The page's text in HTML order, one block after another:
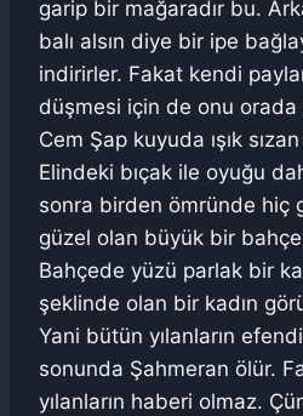
garip bir mağaradır bu.
balı alsın diye bir ipe
indirirler. Fakat kendi
düşmesi için de onu orada
Cem Şap kuyuda ışık
Elindeki bıçak ile oyuğu
sonra birden ömründe hiç
güzel olan büyük bir
Bahçede yüzü parlak bir
şeklinde olan bir kadın
Yani bütün yılanların
sonunda Şahmeran ölür.
yılanların haberi olmaz.